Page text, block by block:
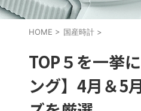
HOME > 国産時計 >
TOP５を一挙
ング】4月＆5